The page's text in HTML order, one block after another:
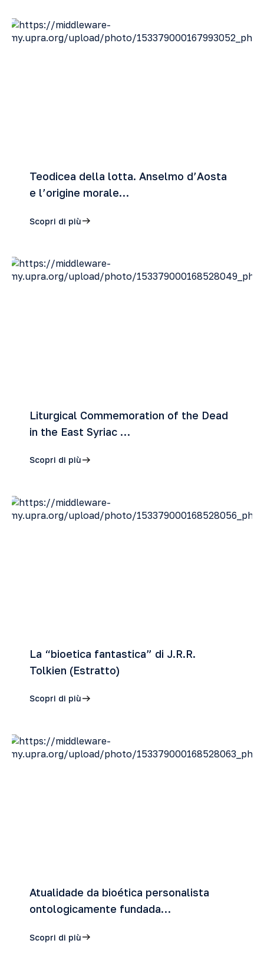
Teodicea della lotta. Anselmo d’Aosta
e l’origine morale…
Scopri di più
Liturgical Commemoration of the Dead
in the East Syriac …
Scopri di più
La “bioetica fantastica” di J.R.R.
Tolkien (Estratto)
Scopri di più
Atualidade da bioética personalista
ontologicamente fundada…
Scopri di più